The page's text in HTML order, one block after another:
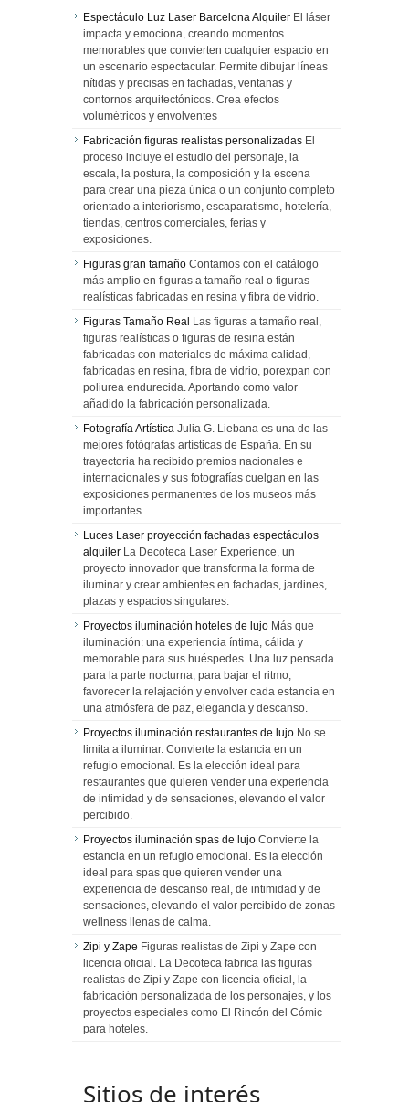
Espectáculo Luz Laser Barcelona Alquiler El láser
impacta y emociona, creando momentos
memorables que convierten cualquier espacio en
un escenario espectacular. Permite dibujar líneas
nítidas y precisas en fachadas, ventanas y
contornos arquitectónicos. Crea efectos
volumétricos y envolventes
Fabricación figuras realistas personalizadas El
proceso incluye el estudio del personaje, la
escala, la postura, la composición y la escena
para crear una pieza única o un conjunto completo
orientado a interiorismo, escaparatismo, hotelería,
tiendas, centros comerciales, ferias y
exposiciones.
Figuras gran tamaño Contamos con el catálogo
más amplio en figuras a tamaño real o figuras
realísticas fabricadas en resina y fibra de vidrio.
Figuras Tamaño Real Las figuras a tamaño real,
figuras realísticas o figuras de resina están
fabricadas con materiales de máxima calidad,
fabricadas en resina, fibra de vidrio, porexpan con
poliurea endurecida. Aportando como valor
añadido la fabricación personalizada.
Fotografía Artística Julia G. Liebana es una de las
mejores fotógrafas artísticas de España. En su
trayectoria ha recibido premios nacionales e
internacionales y sus fotografías cuelgan en las
exposiciones permanentes de los museos más
importantes.
Luces Laser proyección fachadas espectáculos
alquiler La Decoteca Laser Experience, un
proyecto innovador que transforma la forma de
iluminar y crear ambientes en fachadas, jardines,
plazas y espacios singulares.
Proyectos iluminación hoteles de lujo Más que
iluminación: una experiencia íntima, cálida y
memorable para sus huéspedes. Una luz pensada
para la parte nocturna, para bajar el ritmo,
favorecer la relajación y envolver cada estancia en
una atmósfera de paz, elegancia y descanso.
Proyectos iluminación restaurantes de lujo No se
limita a iluminar. Convierte la estancia en un
refugio emocional. Es la elección ideal para
restaurantes que quieren vender una experiencia
de intimidad y de sensaciones, elevando el valor
percibido.
Proyectos iluminación spas de lujo Convierte la
estancia en un refugio emocional. Es la elección
ideal para spas que quieren vender una
experiencia de descanso real, de intimidad y de
sensaciones, elevando el valor percibido de zonas
wellness llenas de calma.
Zipi y Zape Figuras realistas de Zipi y Zape con
licencia oficial. La Decoteca fabrica las figuras
realistas de Zipi y Zape con licencia oficial, la
fabricación personalizada de los personajes, y los
proyectos especiales como El Rincón del Cómic
para hoteles.
Sitios de interés